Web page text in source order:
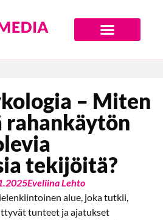
– Miten
rahankäytön
tekijöitä?
Eveliina Lehto
alue, joka tutkii,
tunteet ja ajatukset